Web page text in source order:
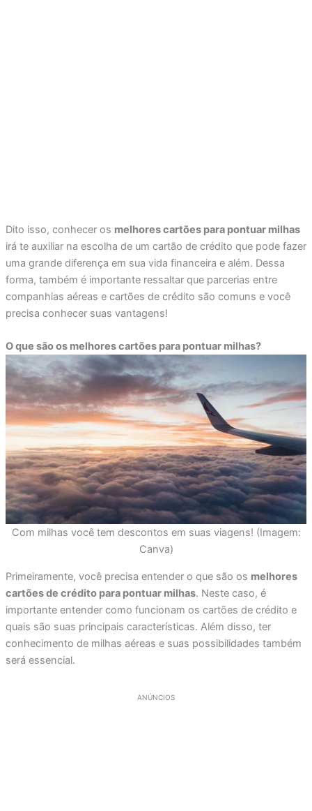
Dito isso, conhecer os melhores cartões para pontuar milhas
irá te auxiliar na escolha de um cartão de crédito que pode fazer
uma grande diferença em sua vida financeira e além. Dessa
forma, também é importante ressaltar que parcerias entre
companhias aéreas e cartões de crédito são comuns e você
precisa conhecer suas vantagens!
O que são os melhores cartões para pontuar milhas?
Com milhas você tem descontos em suas viagens! (Imagem:
Canva)
Primeiramente, você precisa entender o que são os melhores
cartões de crédito para pontuar milhas. Neste caso, é
importante entender como funcionam os cartões de crédito e
quais são suas principais características. Além disso, ter
conhecimento de milhas aéreas e suas possibilidades também
será essencial.
ANÚNCIOS